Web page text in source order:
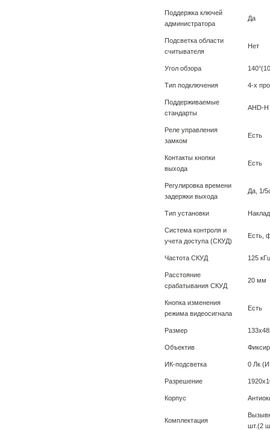
Поддержка ключей
администратора
Да
Подсветка области
считывателя
Нет
Угол обзора
Тип подключения 4-х
Поддерживаемые
стандарты
AHD-H
Реле управления
замком
Есть
Контакты кнопки
выхода
Есть
Регулировка времени
задержки выхода
Да, 1/
Тип установки
Система контроля и
учета доступа (СКУД)
Есть,
Частота СКУД 125 кГц
Расстояние
срабатывания СКУД
20 мм
Кнопка изменения
режима видеосигнала
Есть
Размер
Объектив
ИК-подсветка 0 Лк
Разрешение
Корпус
Комплектация
шт.(2